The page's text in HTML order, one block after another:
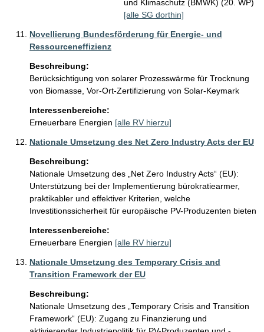
und Klimaschutz (BMWK) (20. WP)
[alle SG dorthin]
Novellierung Bundesförderung für Energie- und
Ressourceneffizienz
Beschreibung:
Berücksichtigung von solarer Prozesswärme für Trocknung
von Biomasse, Vor-Ort-Zertifizierung von Solar-Keymark
Interessenbereiche:
Erneuerbare Energien [alle RV hierzu]
Nationale Umsetzung des Net Zero Industry Acts der EU
Beschreibung:
Nationale Umsetzung des „Net Zero Industry Acts“ (EU):
Unterstützung bei der Implementierung bürokratiearmer,
praktikabler und effektiver Kriterien, welche
Investitionssicherheit für europäische PV-Produzenten bieten
Interessenbereiche:
Erneuerbare Energien [alle RV hierzu]
Nationale Umsetzung des Temporary Crisis and
Transition Framework der EU
Beschreibung:
Nationale Umsetzung des „Temporary Crisis and Transition
Framework“ (EU): Zugang zu Finanzierung und